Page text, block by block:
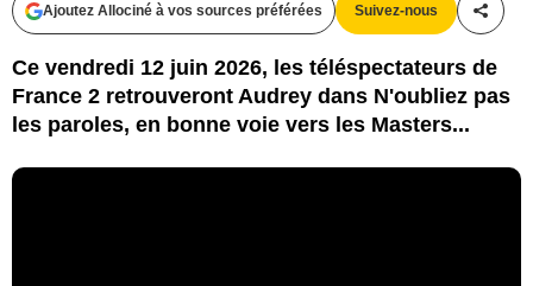
Ajoutez Allociné à vos sources préférées Suivez-nous
Ce vendredi 12 juin 2026, les téléspectateurs de
France 2 retrouveront Audrey dans N'oubliez pas
les paroles, en bonne voie vers les Masters...